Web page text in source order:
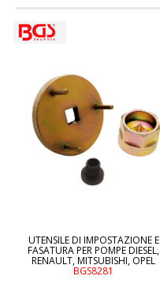
UTENSILE DI IMPOSTAZIONE E
FASATURA PER POMPE DIESEL,
RENAULT, MITSUBISHI, OPEL
BGS8281